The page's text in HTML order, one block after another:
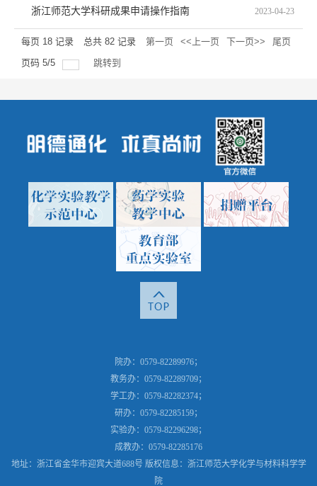
浙江师范大学科研成果申请操作指南 2023-04-23
每页 18 记录 总共 82 记录 第一页 <<上一页 下一页>>
尾页
页码 5/5 跳转到
院办：0579-82289976；
教务办：0579-82289709；
学工办：0579-82282374；
研办：0579-82285159；
实验办：0579-82296298；
成教办：0579-82285176
地址：浙江省金华市迎宾大道688号 版权信息：浙江师范大学化学与材料科学学
院